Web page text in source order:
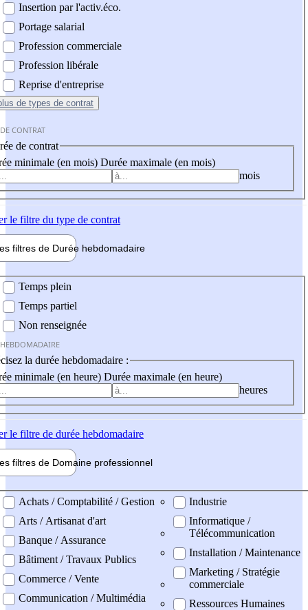
Insertion par l'activ.éco.
Portage salarial
Profession commerciale
Profession libérale
Reprise d'entreprise
de types de contrat
CONTRAT
de contrat
minimale (en mois) Durée maximale (en mois)
mois
le filtre du type de contrat
filtres de Durée hebdomadaire
Temps plein
Temps partiel
Non renseignée
la durée hebdomadaire :
minimale (en heure) Durée maximale (en heure)
heures
le filtre de durée hebdomadaire
filtres de Domaine professionnel
professionel
Achats / Comptabilité / Gestion
Arts / Artisanat d'art
Banque / Assurance
Bâtiment / Travaux Publics
Commerce / Vente
Communication / Multimédia
Industrie
Informatique /
Télécommunication
Installation / Maintenance
Marketing / Stratégie
commerciale
Ressources Humaines